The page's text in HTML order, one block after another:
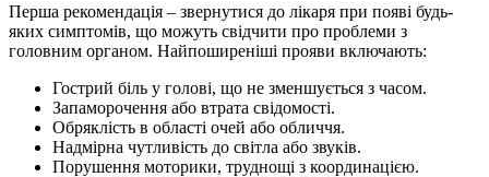
Перша рекомендація – звернутися до лікаря при появі будь-
яких симптомів, що можуть свідчити про проблеми з
головним органом. Найпоширеніші прояви включають:
Гострий біль у голові, що не зменшується з часом.
Запаморочення або втрата свідомості.
Обряклість в області очей або обличчя.
Надмірна чутливість до світла або звуків.
Порушення моторики, труднощі з координацією.